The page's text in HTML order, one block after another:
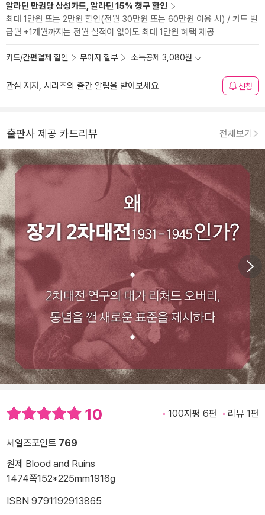
알라딘 만권당 삼성카드, 알라딘 15% 청구 할인
최대 1만원 또는 2만원 할인(전월 30만원 또는 60만원 이용 시) / 카드 발
급월 +1개월까지는 전월 실적이 없어도 최대 1만원 혜택 제공
카드/간편결제 할인 무이자 할부 소득공제 3,080원
관심 저자, 시리즈의 출간 알림을 받아보세요 신청
출판사 제공 카드리뷰 전체보기
10 100자평 6편 리뷰 1편
세일즈포인트 769
원제 Blood and Ruins
1474쪽152*225mm1916g
ISBN 9791192913865